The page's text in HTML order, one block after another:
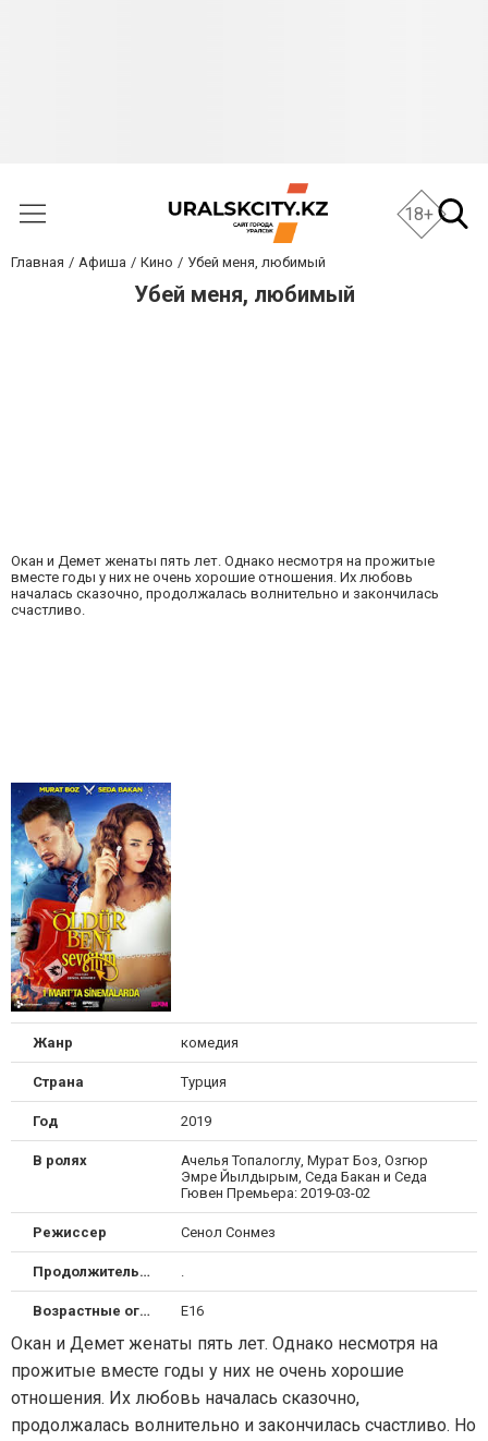
18+
Главная Афиша Кино Убей меня, любимый
Убей меня, любимый
Окан и Демет женаты пять лет. Однако несмотря на прожитые
вместе годы у них не очень хорошие отношения. Их любовь
началась сказочно, продолжалась волнительно и закончилась
счастливо.
Жанр комедия
Страна Турция
Год 2019
В ролях
Ачелья Топалоглу, Мурат Боз, Озгюр
Эмре Йылдырым, Седа Бакан и Седа
Гювен Премьера: 2019-03-02
Режиссер Сенол Сонмез
Продолжительность .
Возрастные ограничения Е16
Окан и Демет женаты пять лет. Однако несмотря на
прожитые вместе годы у них не очень хорошие
отношения. Их любовь началась сказочно,
продолжалась волнительно и закончилась счастливо. Но